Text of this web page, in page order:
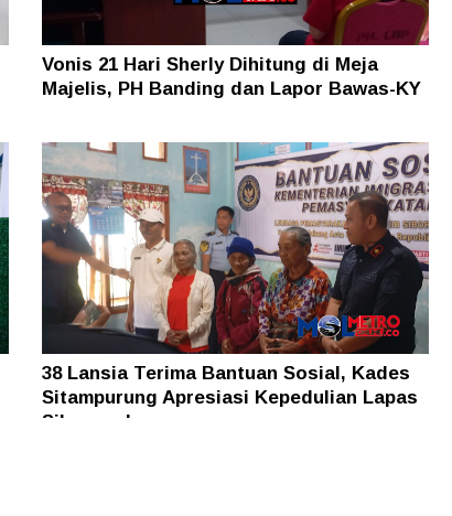
Vonis 21 Hari Sherly Dihitung di Meja
Majelis, PH Banding dan Lapor Bawas-KY
38 Lansia Terima Bantuan Sosial, Kades
Sitampurung Apresiasi Kepedulian Lapas
Siborongborong